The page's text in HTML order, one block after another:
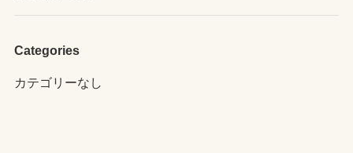
Categories
カテゴリーなし